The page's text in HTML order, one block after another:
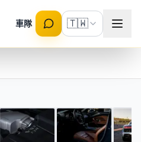
車隊 🇹🇼
1 / 8